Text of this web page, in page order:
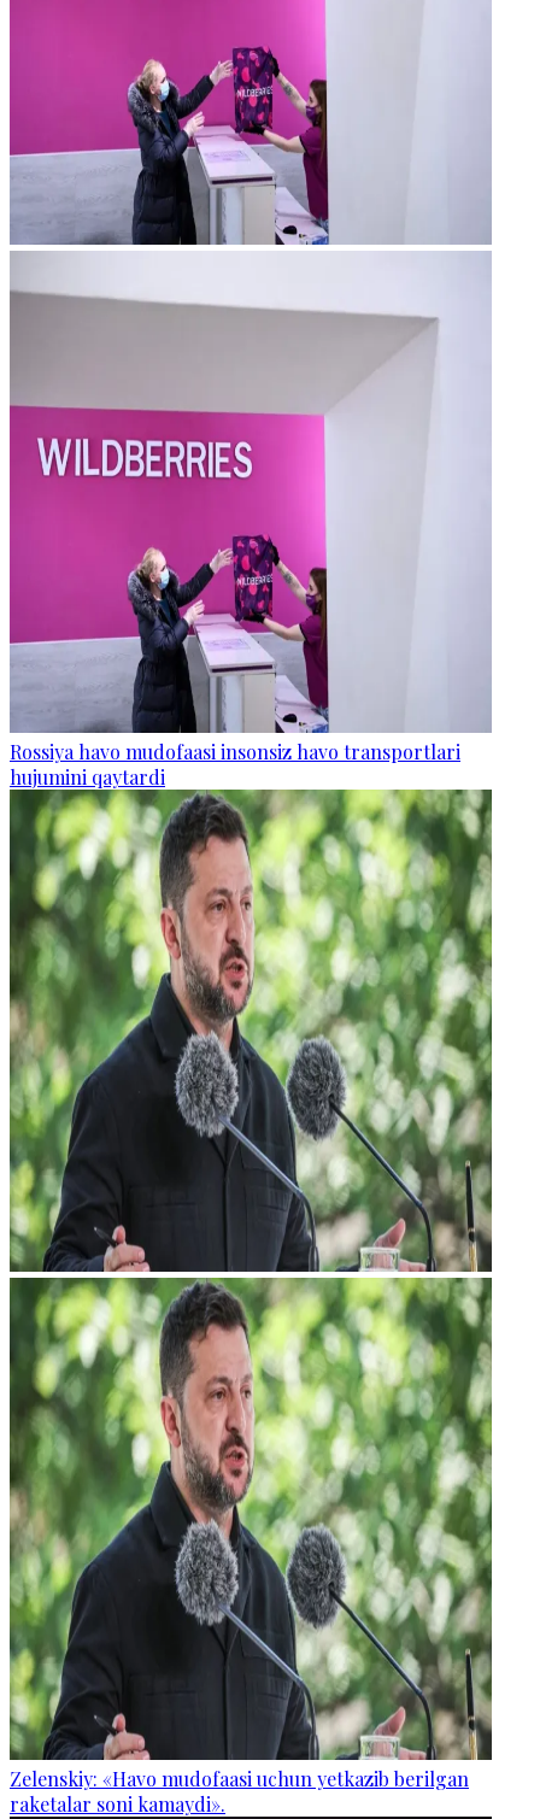
Rossiya havo mudofaasi insonsiz havo transportlari
hujumini qaytardi
Zelenskiy: «Havo mudofaasi uchun yetkazib berilgan
raketalar soni kamaydi».